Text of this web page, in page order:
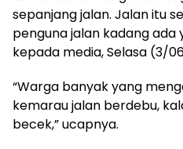
sepanjang jalan. Jalan itu
penguna jalan kadang ada
kepada media, Selasa (3/
“Warga banyak yang
kemarau jalan berdebu,
becek,” ucapnya.